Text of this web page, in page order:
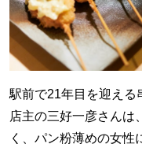
駅前で21年目を迎える
店主の三好一彦さんは
く、パン粉薄めの女性